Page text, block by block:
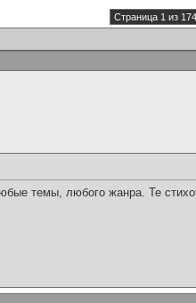
Страница 1 из 174
темы, любого жанра. Те